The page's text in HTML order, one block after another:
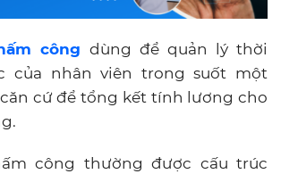
công dùng để quản lý thời
của nhân viên trong suốt một
cứ để tổng kết tính lương cho
công thường được cấu trúc